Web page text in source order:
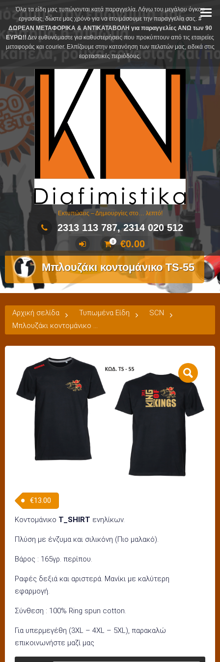
content
Όλα τα είδη μας τυπώνονται κατά παραγγελία. Λόγω του μεγάλου όγκου
εργασίας, δώστε μας χρόνο για να ετοιμάσουμε την παραγγελία σας. #
ΔΩΡΕΑΝ ΜΕΤΑΦΟΡΙΚΑ & ΑΝΤΙΚΑΤΑΒΟΛΗ για παραγγελίες ΑΝΩ των 90
ΕΥΡΩ!! Δεν ευθυνόμαστε για καθυστερήσεις που προκύπτουν από τις εταιρείες
μεταφοράς και courier. Ελπίζουμε στην κατανόηση των πελατών μας, ειδικά στις
εορταστικές περιόδους.
Εκτυπώσεις – Δημιουργίες στο… λεπτό!
2313 113 787, 2314 020 512
0 €0.00
Μπλουζάκι κοντομάνικο TS-55
Αρχική σελίδα Τυπωμένα Είδη
SCN
Μπλουζάκι κοντομάνικο TS-55
€13.00
Κοντομάνικο T_SHIRT ενηλίκων.
Πλύση με ένζυμα και σιλικόνη (Πιο μαλακό).
Βάρος : 165γρ. περίπου.
Ραφές δεξιά και αριστερά. Μανίκι με καλύτερη
εφαρμογή.
Σύνθεση : 100% Ring spun cotton.
Για υπερμεγέθη (3XL – 4XL – 5XL), παρακαλώ
επικοινωνήστε μαζί μας